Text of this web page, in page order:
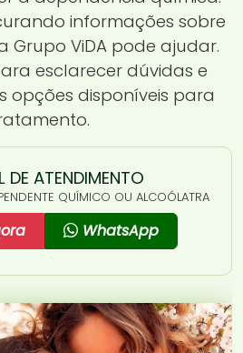
informações sobre
Grupo ViDA pode ajudar.
esclarecer dúvidas e
opções disponíveis para
DE ATENDIMENTO
QUÍMICO OU ALCOÓLATRA
WhatsApp